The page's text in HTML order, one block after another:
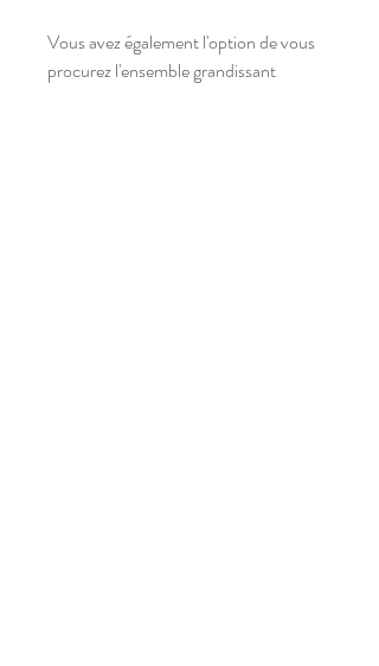
Vous avez également l'option de vous
procurez l'ensemble grandissant